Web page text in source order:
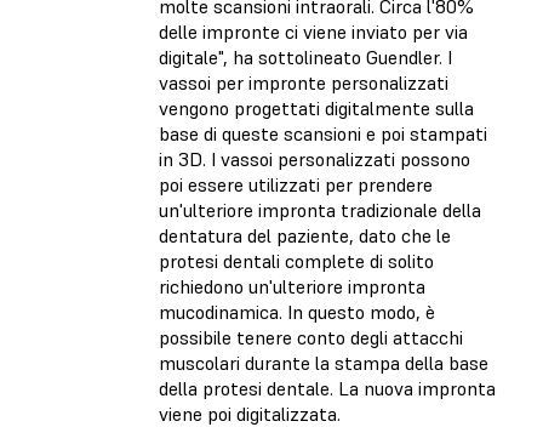
molte scansioni intraorali. Circa l'80%
delle impronte ci viene inviato per via
digitale", ha sottolineato Guendler. I
vassoi per impronte personalizzati
vengono progettati digitalmente sulla
base di queste scansioni e poi stampati
in 3D. I vassoi personalizzati possono
poi essere utilizzati per prendere
un'ulteriore impronta tradizionale della
dentatura del paziente, dato che le
protesi dentali complete di solito
richiedono un'ulteriore impronta
mucodinamica. In questo modo, è
possibile tenere conto degli attacchi
muscolari durante la stampa della base
della protesi dentale. La nuova impronta
viene poi digitalizzata.